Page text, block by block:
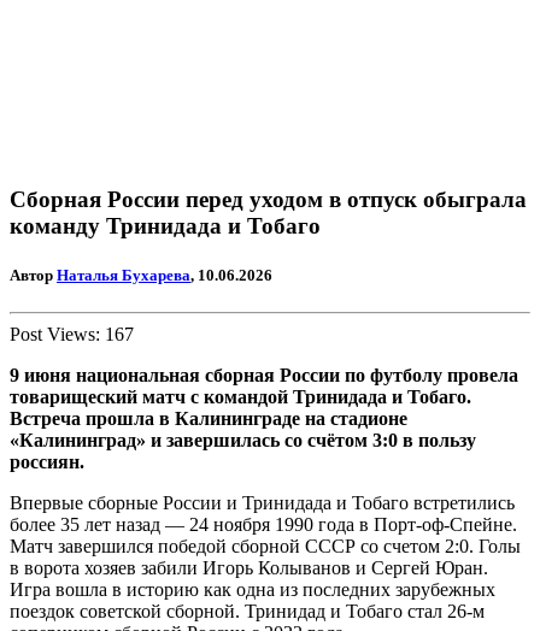
Сборная России перед уходом в отпуск обыграла
команду Тринидада и Тобаго
Автор Наталья Бухарева, 10.06.2026
Post Views: 167
9 июня национальная сборная России по футболу провела
товарищеский матч с командой Тринидада и Тобаго.
Встреча прошла в Калининграде на стадионе
«Калининград» и завершилась со счётом 3:0 в пользу
россиян.
Впервые сборные России и Тринидада и Тобаго встретились
более 35 лет назад — 24 ноября 1990 года в Порт-оф-Спейне.
Матч завершился победой сборной СССР со счетом 2:0. Голы
в ворота хозяев забили Игорь Колыванов и Сергей Юран.
Игра вошла в историю как одна из последних зарубежных
поездок советской сборной. Тринидад и Тобаго стал 26-м